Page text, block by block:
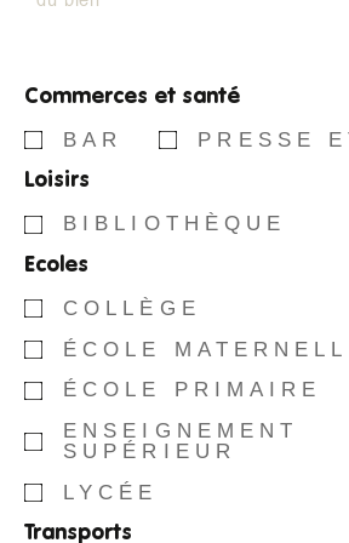
Commerces et santé
BAR PRESSE
Loisirs
BIBLIOTHÈQUE
Ecoles
COLLÈGE
ÉCOLE
ÉCOLE PRIMAIRE
ENSEIGNEMENT
SUPÉRIEUR
LYCÉE
Transports